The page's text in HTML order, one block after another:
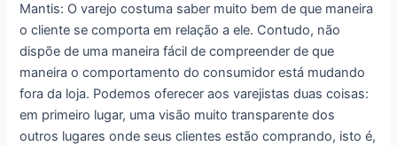
Mantis: O varejo costuma saber muito bem de que maneira
o cliente se comporta em relação a ele. Contudo, não
dispõe de uma maneira fácil de compreender de que
maneira o comportamento do consumidor está mudando
fora da loja. Podemos oferecer aos varejistas duas coisas:
em primeiro lugar, uma visão muito transparente dos
outros lugares onde seus clientes estão comprando, isto é,